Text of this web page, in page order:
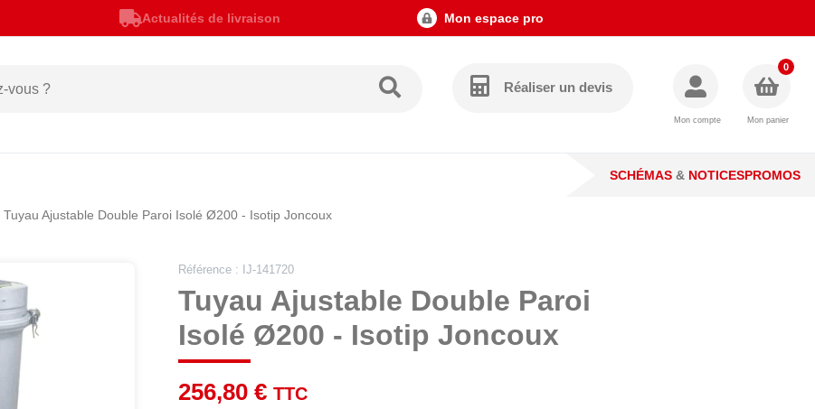
Actualités de livraison Mon espace pro
Réaliser un devis
Mon compte Mon panier
0
SCHÉMAS & NOTICESPROMOS
Tuyau Ajustable Double Paroi Isolé Ø200 - Isotip Joncoux
Référence : IJ-141720
Tuyau Ajustable Double Paroi
Isolé Ø200 - Isotip Joncoux
256,80 € TTC